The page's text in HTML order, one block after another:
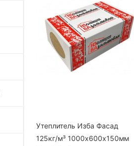
Утеплитель Изба Фасад
125кг/м³ 1000х600х150мм